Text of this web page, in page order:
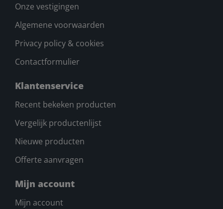
Onze vestigingen
Algemene voorwaarden
Privacy policy & cookies
Contactformulier
Klantenservice
Recent bekeken producten
Vergelijk productenlijst
Nieuwe producten
Offerte aanvragen
Mijn account
Mijn account